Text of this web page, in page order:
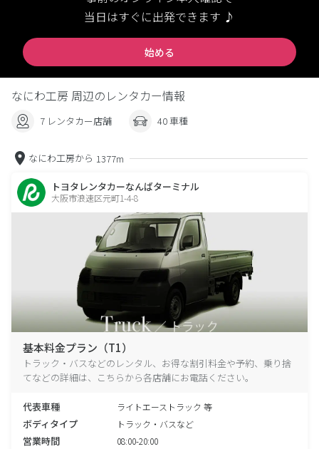
当日はすぐに出発できます ♪
始める
なにわ工房 周辺のレンタカー情報
7 レンタカー店舗 40 車種
なにわ工房から 1377m
トヨタレンタカーなんばターミナル
大阪市浪速区元町1-4-8
基本料金プラン（T1）
トラック・バスなどのレンタル、お得な割引料金や予約、乗り捨
てなどの詳細は、こちらから各店舗にお電話ください。
代表車種 ライトエーストラック 等
ボディタイプ トラック・バスなど
営業時間 08:00-20:00